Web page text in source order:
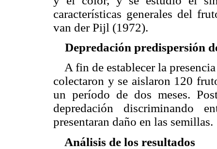
características generales del
van der Pijl (1972).
Depredación predispersión
A fin de establecer la
colectaron y se aislaron 120
un período de dos meses.
depredación discriminando
presentaran daño en las semillas.
Análisis de los resultados